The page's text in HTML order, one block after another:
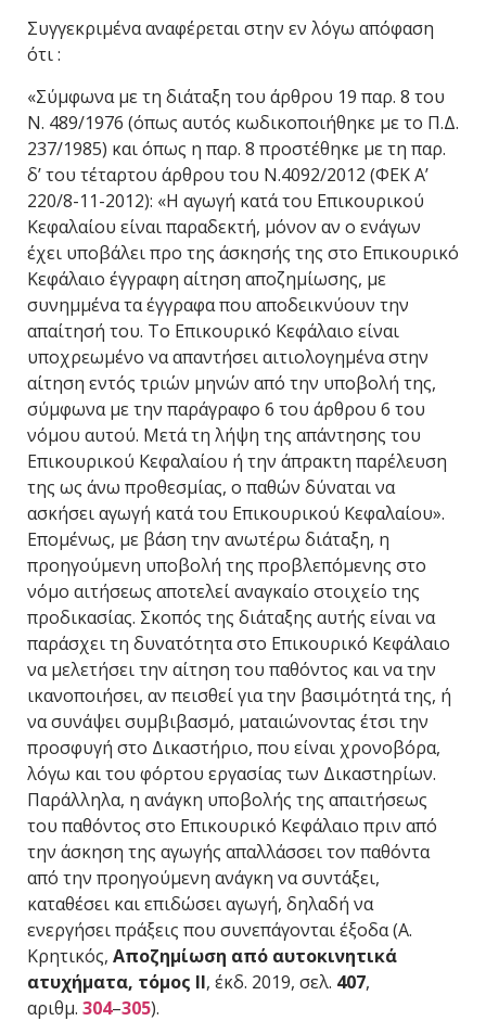
Συγγεκριμένα αναφέρεται στην εν λόγω απόφαση
ότι :
«Σύμφωνα με τη διάταξη του άρθρου 19 παρ. 8 του
Ν. 489/1976 (όπως αυτός κωδικοποιήθηκε με το Π.Δ.
237/1985) και όπως η παρ. 8 προστέθηκε με τη παρ.
δ’ του τέταρτου άρθρου του Ν.4092/2012 (ΦΕΚ Α’
220/8-11-2012): «Η αγωγή κατά του Επικουρικού
Κεφαλαίου είναι παραδεκτή, μόνον αν ο ενάγων
έχει υποβάλει προ της άσκησής της στο Επικουρικό
Κεφάλαιο έγγραφη αίτηση αποζημίωσης, με
συνημμένα τα έγγραφα που αποδεικνύουν την
απαίτησή του. Το Επικουρικό Κεφάλαιο είναι
υποχρεωμένο να απαντήσει αιτιολογημένα στην
αίτηση εντός τριών μηνών από την υποβολή της,
σύμφωνα με την παράγραφο 6 του άρθρου 6 του
νόμου αυτού. Μετά τη λήψη της απάντησης του
Επικουρικού Κεφαλαίου ή την άπρακτη παρέλευση
της ως άνω προθεσμίας, ο παθών δύναται να
ασκήσει αγωγή κατά του Επικουρικού Κεφαλαίου».
Επομένως, με βάση την ανωτέρω διάταξη, η
προηγούμενη υποβολή της προβλεπόμενης στο
νόμο αιτήσεως αποτελεί αναγκαίο στοιχείο της
προδικασίας. Σκοπός της διάταξης αυτής είναι να
παράσχει τη δυνατότητα στο Επικουρικό Κεφάλαιο
να μελετήσει την αίτηση του παθόντος και να την
ικανοποιήσει, αν πεισθεί για την βασιμότητά της, ή
να συνάψει συμβιβασμό, ματαιώνοντας έτσι την
προσφυγή στο Δικαστήριο, που είναι χρονοβόρα,
λόγω και του φόρτου εργασίας των Δικαστηρίων.
Παράλληλα, η ανάγκη υποβολής της απαιτήσεως
του παθόντος στο Επικουρικό Κεφάλαιο πριν από
την άσκηση της αγωγής απαλλάσσει τον παθόντα
από την προηγούμενη ανάγκη να συντάξει,
καταθέσει και επιδώσει αγωγή, δηλαδή να
ενεργήσει πράξεις που συνεπάγονται έξοδα (Α.
Κρητικός, Αποζημίωση από αυτοκινητικά
ατυχήματα, τόμος ΙΙ, έκδ. 2019, σελ. 407,
αριθμ. 304–305).